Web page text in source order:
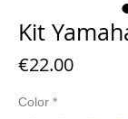
Kit
€22.00Price
Color *